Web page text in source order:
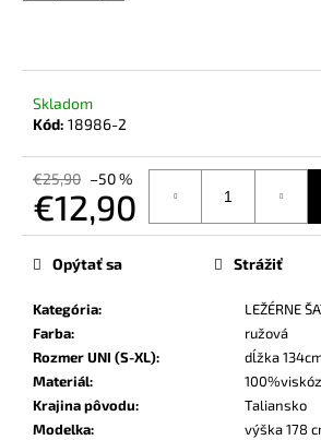
Skladom
Kód: 18986-2
€25,90 –50 %
€12,90
Jednotková
Kategória:
LEŽÉRNE
Farba:
ružová
Rozmer UNI (S-XL):
dĺžka
Materiál:
Krajina pôvodu:
Taliansko
Modelka: výška 178
Opýtať sa Strážiť